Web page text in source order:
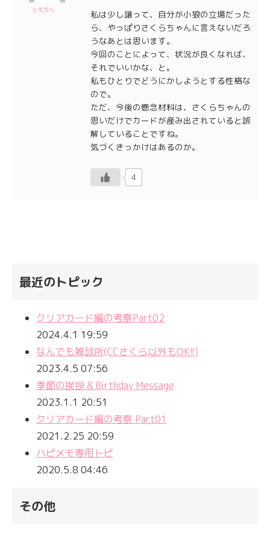
ともりん
私は少し譲って、自分が小狼の立場だった
ら、やっぱりさくらちゃんに言えないだろ
うなあとは思います。
今回のことによって、状況が良くなれば、
それでいいかな、と。
私もひとりでどうにかしようとする性格な
ので。
ただ、今後の懸念材料は、さくらちゃんの
思いだけでカードが産み出されていると誤
解していることですね。
気づくきっかけはあるのか。
4
最近のトピック
クリアカード編の考察Part02
2024.4.1 19:59
なんでも雑談所(CCさくら以外もOK!!)
2023.4.5 07:56
季節の挨拶 & Birthday Message
2023.1.1 20:51
クリアカード編の考察 Part01
2021.2.25 20:59
ハピメモ専用トピ
2020.5.8 04:46
その他